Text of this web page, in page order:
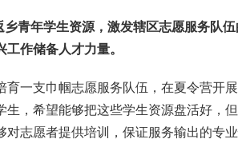
乡青年学生资源， 激发辖区志愿服务队
作储备人才力量。
育一支巾帼志愿服务队伍，在夏令营开
生，希望能够把这些学生资源盘活好，
对志愿者提供培训，保证服务输出的专